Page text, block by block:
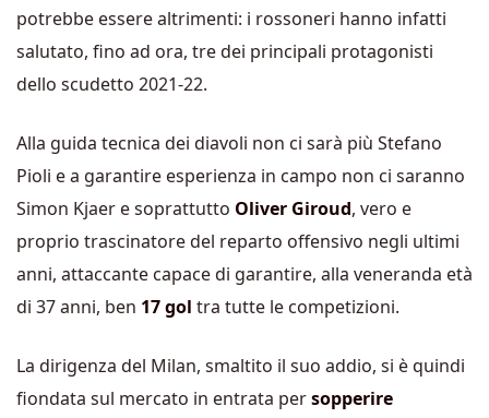
potrebbe essere altrimenti: i rossoneri hanno infatti
salutato, fino ad ora, tre dei principali protagonisti
dello scudetto 2021-22.
Alla guida tecnica dei diavoli non ci sarà più Stefano
Pioli e a garantire esperienza in campo non ci saranno
Simon Kjaer e soprattutto Oliver Giroud, vero e
proprio trascinatore del reparto offensivo negli ultimi
anni, attaccante capace di garantire, alla veneranda età
di 37 anni, ben 17 gol tra tutte le competizioni.
La dirigenza del Milan, smaltito il suo addio, si è quindi
fiondata sul mercato in entrata persopperire